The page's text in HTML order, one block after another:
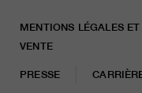
MENTIONS LÉGALES
VENTE
PRESSE